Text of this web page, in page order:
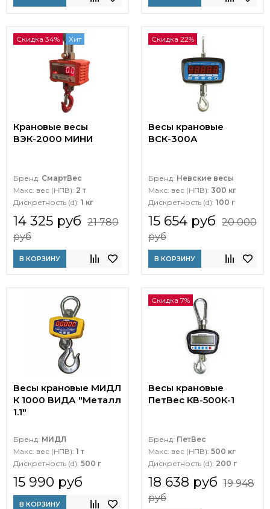
Скидка 34% Хит
Крановые весы
ВЭК-2000 МИНИ
Бренд: СмартВес
Макс. вес (НПВ): 2 т
Дискретность (d): 1 кг
14 325 руб 21 780
руб
В КОРЗИНУ
Скидка 22%
Весы крановые
ВСК-300А
Бренд: Невские весы
Макс. вес (НПВ): 300 кг
Дискретность (d): 100 г
15 654 руб 20 000
руб
В КОРЗИНУ
Весы крановые МИДЛ
К 1000 ВИДА "Металл
1.1"
Бренд: МИДЛ
Макс. вес (НПВ): 1 т
Дискретность (d): 500 г
15 990 руб
В КОРЗИНУ
Скидка 7%
Весы крановые
ПетВес КВ-500К-1
Бренд: ПетВес
Макс. вес (НПВ): 500 кг
Дискретность (d): 200 г
18 638 руб 19 948
руб